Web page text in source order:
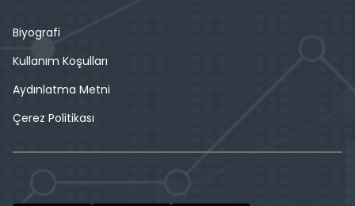
Biyografi
Kullanım Koşulları
Aydınlatma Metni
Çerez Politikası